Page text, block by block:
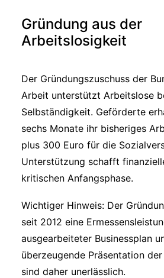
Gründung aus der
Arbeitslosigkeit
Der Gründungszuschuss der
Arbeit unterstützt Arbeitslose
Selbständigkeit. Geförderte
sechs Monate ihr bisheriges
plus 300 Euro für die
Unterstützung schafft
kritischen Anfangsphase.
Wichtiger Hinweis: Der
seit 2012 eine
ausgearbeiteter Businessplan
überzeugende Präsentation
sind daher unerlässlich.